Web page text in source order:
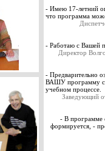
- Имею 17-летний
что программа
- Работаю с Вашей
Директор
- Предварительно
ВАШУ программу
учебном процессе.
Заведующий
- В программе
формируется, -